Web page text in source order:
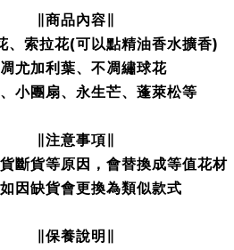
∥商品內容∥
、索拉花(可以點精油香水擴香)
尤加利葉、不凋繡球花
、小團扇、永生芒、蓬萊松等
∥注意事項∥
斷貨等原因 ，會替換成等值花材
因缺貨會更換為類似款式
∥保養說明∥